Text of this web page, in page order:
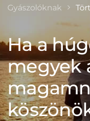
Gyászolóknak
Ha a
megyek